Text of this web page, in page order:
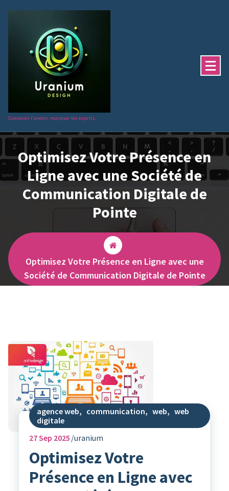
Concevoir l'avenir, marquer les esprits.
Optimisez Votre Présence en
Ligne avec une Société de
Communication Digitale de
Pointe
Optimisez Votre Présence en Ligne avec une
Société de Communication Digitale de Pointe
agence web, communication, web, web
digitale
27Sep 2025 uranium
Optimisez Votre
Présence en Ligne avec